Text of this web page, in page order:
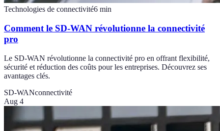
Technologies de connectivité6 min
Comment le SD-WAN révolutionne la connectivité
pro
Le SD-WAN révolutionne la connectivité pro en offrant flexibilité,
sécurité et réduction des coûts pour les entreprises. Découvrez ses
avantages clés.
SD-WANconnectivité
Aug 4